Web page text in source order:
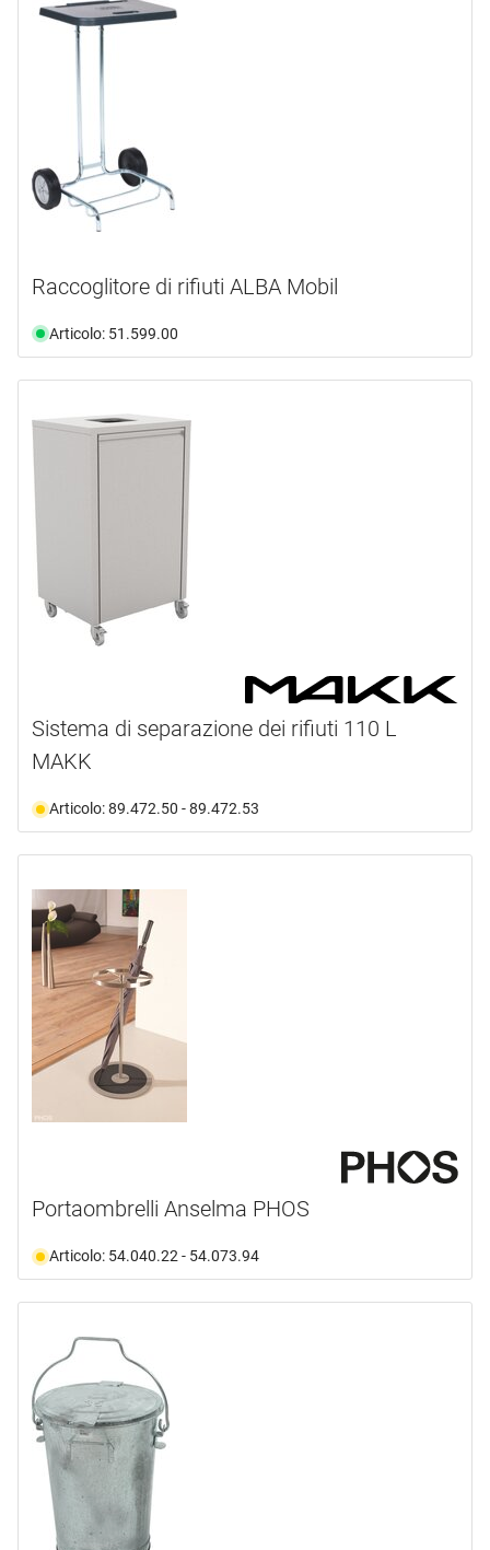
Raccoglitore di rifiuti ALBA Mobil
Articolo: 51.599.00
Sistema di separazione dei rifiuti 110 L
MAKK
Articolo: 89.472.50 - 89.472.53
Portaombrelli Anselma PHOS
Articolo: 54.040.22 - 54.073.94